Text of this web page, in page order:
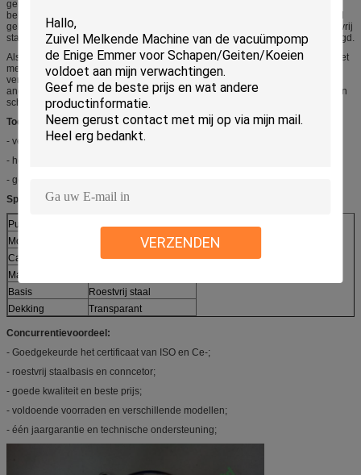
VERZENDEN
gemakkelijk maakt om de melkstroom te volgen en de melk duidelijk te
bekijken; het wordt gemaakt van PSU-materiaal, of PC-materiaal, met het oud
gebruiksleven; zonder schadelijke geuren en brandkast aan de dieren; roestvrij
staalbasis of plastic basis, niet gemakkelijk om door dieren worden beschadigd.
Als één van de belangrijkste vervangstukken voor de melkende machine & het
melkende systeem, leveren wij verschillende soorten melkklauwen om aan
verschillend cliëntenverzoek, als 150CC/160CC, 240CC, 300CC, 350CC en
anderen te voldoen. Wij produceren ook speciale melkklauwen voor geiten en
schapen.
Toepassingen:
- verbindende melkende buis en enige of dubbele impulsbuis
- het verzamelen van de melk en dan het leveren van het in emmer
- gebruikend in koe melkende machine en melkend systeem
Specificaties:
Punt
400CC melkende Klauw
Modelaantal
Capaciteit
400ml
Materiaal
Basis
Roestvrij staal
Dekking
Transparant
Concurrentievoordeel:
- Goedgekeurde het certificaat van ISO en Ce-;
- roestvrij staalbasis en conncetor;
- goede kwaliteit en beste prijs;
- voldoende voorraden en verschillende modellen;
- één jaargarantie en technische ondersteuning;